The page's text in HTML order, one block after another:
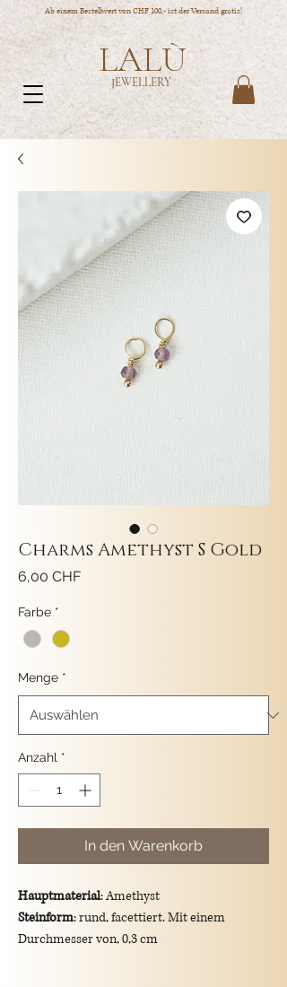
Ab einem Bestellwert von CHF 100,- ist der Versand gratis!
LALÙ
JEWELLERY
Charms Amethyst S Gold
6,00 CHFPreis
Farbe *
Menge *
Anzahl *
In den Warenkorb
Hauptmaterial: Amethyst
Steinform: rund, facettiert. Mit einem
Durchmesser von, 0,3 cm